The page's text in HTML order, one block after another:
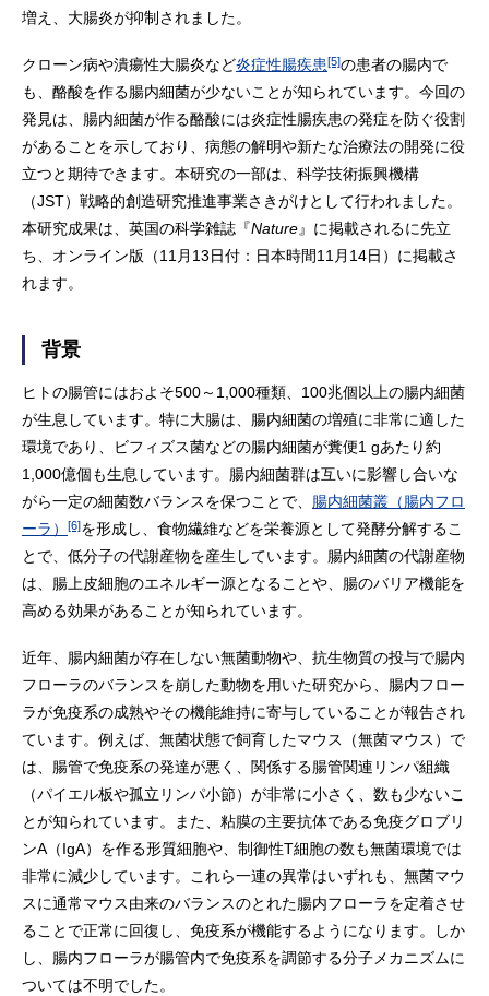
増え、大腸炎が抑制されました。
クローン病や潰瘍性大腸炎など炎症性腸疾患[5]の患者の腸内で
も、酪酸を作る腸内細菌が少ないことが知られています。今回の
発見は、腸内細菌が作る酪酸には炎症性腸疾患の発症を防ぐ役割
があることを示しており、病態の解明や新たな治療法の開発に役
立つと期待できます。本研究の一部は、科学技術振興機構
（JST）戦略的創造研究推進事業さきがけとして行われました。
本研究成果は、英国の科学雑誌『Nature』に掲載されるに先立
ち、オンライン版（11月13日付：日本時間11月14日）に掲載さ
れます。
背景
ヒトの腸管にはおよそ500～1,000種類、100兆個以上の腸内細菌
が生息しています。特に大腸は、腸内細菌の増殖に非常に適した
環境であり、ビフィズス菌などの腸内細菌が糞便1 gあたり約
1,000億個も生息しています。腸内細菌群は互いに影響し合いな
がら一定の細菌数バランスを保つことで、 腸内細菌叢（腸内フロ
ーラ）
[6]を形成し、食物繊維などを栄養源として発酵分解するこ
とで、低分子の代謝産物を産生しています。腸内細菌の代謝産物
は、腸上皮細胞のエネルギー源となることや、腸のバリア機能を
高める効果があることが知られています。
近年、腸内細菌が存在しない無菌動物や、抗生物質の投与で腸内
フローラのバランスを崩した動物を用いた研究から、腸内フロー
ラが免疫系の成熟やその機能維持に寄与していることが報告され
ています。例えば、無菌状態で飼育したマウス（無菌マウス）で
は、腸管で免疫系の発達が悪く、関係する腸管関連リンパ組織
（パイエル板や孤立リンパ小節）が非常に小さく、数も少ないこ
とが知られています。また、粘膜の主要抗体である免疫グロブリ
ンA（IgA）を作る形質細胞や、制御性T細胞の数も無菌環境では
非常に減少しています。これら一連の異常はいずれも、無菌マウ
スに通常マウス由来のバランスのとれた腸内フローラを定着させ
ることで正常に回復し、免疫系が機能するようになります。しか
し、腸内フローラが腸管内で免疫系を調節する分子メカニズムに
ついては不明でした。